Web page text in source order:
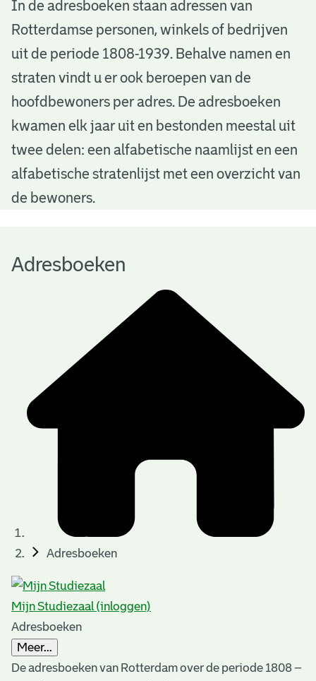
A
d
e
b
o
e
e
In de adresboeken staan adressen van
Rotterdamse personen, winkels of bedrijven
uit de periode 1808-1939. Behalve namen en
straten vindt u er ook beroepen van de
hoofdbewoners per adres. De adresboeken
kwamen elk jaar uit en bestonden meestal uit
twee delen: een alfabetische naamlijst en een
alfabetische stratenlijst met een overzicht van
de bewoners.
Adresboeken
Adresboeken
Mijn Studiezaal (inloggen)
Adresboeken
Meer...
De adresboeken van Rotterdam over de periode 1808 –